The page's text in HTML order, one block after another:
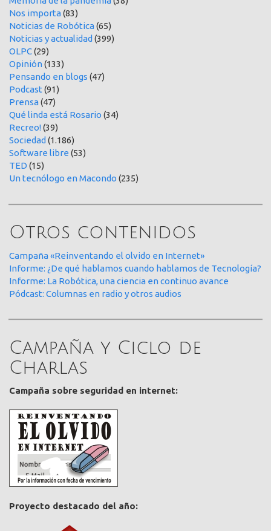
Nos importa(83)
Noticias de Robótica(65)
Noticias y actualidad (399)
OLPC(29)
Opinión(133)
Pensando en blogs (47)
Podcast (91)
Prensa(47)
Qué linda está Rosario (34)
Recreo!(39)
Sociedad (1.186)
Software libre (53)
TED (15)
Un tecnólogo en Macondo (235)
Otros contenidos
Campaña «Reinventando el olvido en Internet»
Informe: ¿De qué hablamos cuando hablamos de Tecnología?
Informe: La Robótica, una ciencia en continuo avance
Pódcast: Columnas en radio y otros audios
Campaña y Ciclo de
Charlas
Campaña sobre seguridad en internet:
Proyecto destacado del año: